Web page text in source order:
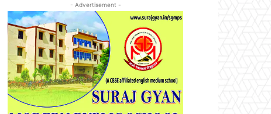
- Advertisement -